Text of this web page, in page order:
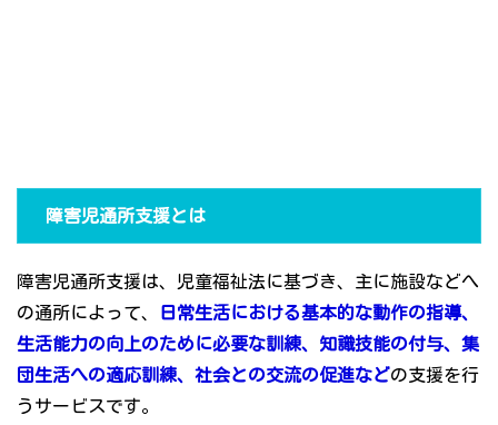
障害児通所支援とは
障害児通所支援は、児童福祉法に基づき、主に施設などへ
の通所によって、
日常生活における基本的な動作の指導、
生活能力の向上のために必要な訓練、知識技能の付与、集
団生活への適応訓練、社会との交流の促進などの支援を行
うサービスです。